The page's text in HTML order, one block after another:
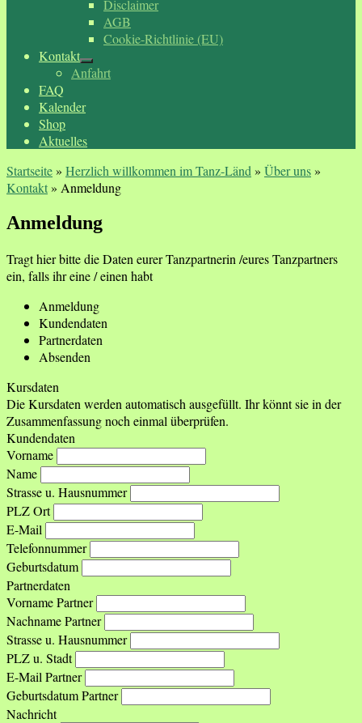
Disclaimer
AGB
Cookie-Richtlinie (EU)
Kontakt
Anfahrt
FAQ
Kalender
Shop
Aktuelles
Startseite» Herzlich willkommen im Tanz-Länd » Über uns»
Kontakt» Anmeldung
Anmeldung
Tragt hier bitte die Daten eurer Tanzpartnerin /eures Tanzpartners
ein, falls ihr eine / einen habt
Anmeldung
Kundendaten
Partnerdaten
Absenden
Kursdaten
Die Kursdaten werden automatisch ausgefüllt. Ihr könnt sie in der
Zusammenfassung noch einmal überprüfen.
Kundendaten
Vorname
Name
Strasse u. Hausnummer
PLZ Ort
E-Mail
Telefonnummer
Geburtsdatum
Partnerdaten
Vorname Partner
Nachname Partner
Strasse u. Hausnummer
PLZ u. Stadt
E-Mail Partner
Geburtsdatum Partner
Nachricht